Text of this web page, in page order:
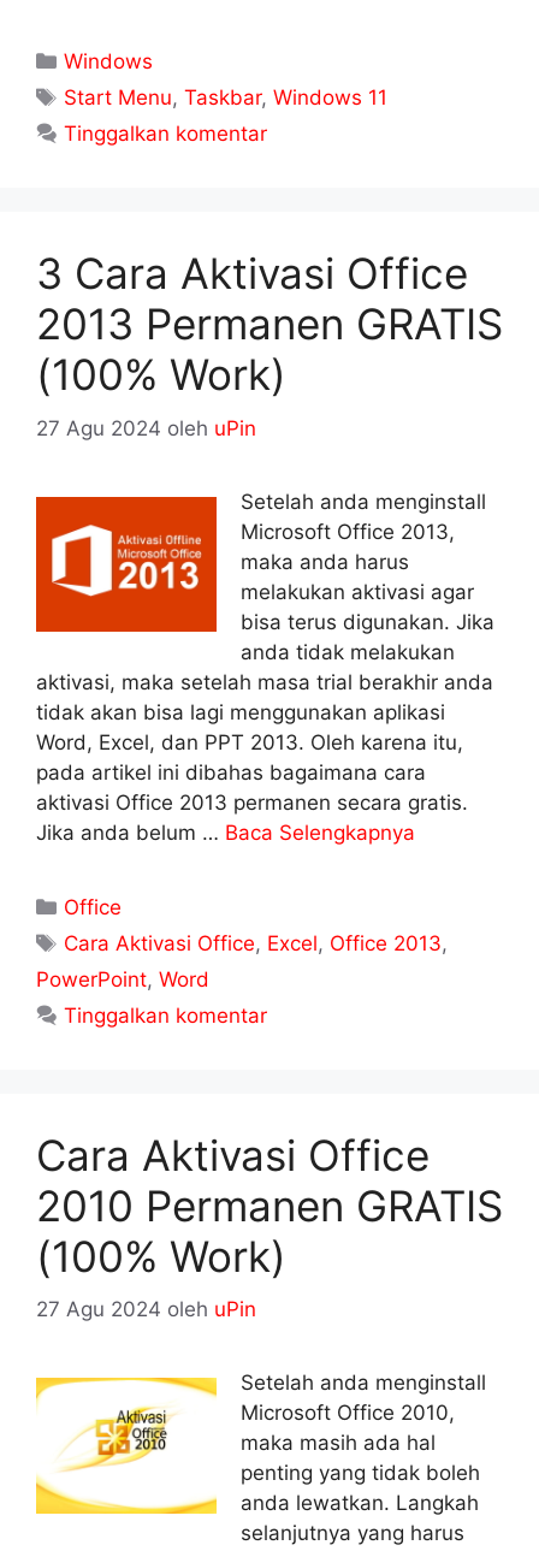
Kategori
Windows
Tag
Start Menu,Taskbar,Windows 11
Tinggalkan komentar
3 Cara Aktivasi Office
2013 Permanen GRATIS
(100% Work)
27 Agu 2024 oleh uPin
Setelah anda menginstall
Microsoft Office 2013,
maka anda harus
melakukan aktivasi agar
bisa terus digunakan. Jika
anda tidak melakukan
aktivasi, maka setelah masa trial berakhir anda
tidak akan bisa lagi menggunakan aplikasi
Word, Excel, dan PPT 2013. Oleh karena itu,
pada artikel ini dibahas bagaimana cara
aktivasi Office 2013 permanen secara gratis.
Jika anda belum … Baca Selengkapnya
Kategori
Office
Tag
Cara Aktivasi Office, Excel, Office 2013,
PowerPoint, Word
Tinggalkan komentar
Cara Aktivasi Office
2010 Permanen GRATIS
(100% Work)
27 Agu 2024 oleh uPin
Setelah anda menginstall
Microsoft Office 2010,
maka masih ada hal
penting yang tidak boleh
anda lewatkan. Langkah
selanjutnya yang harus